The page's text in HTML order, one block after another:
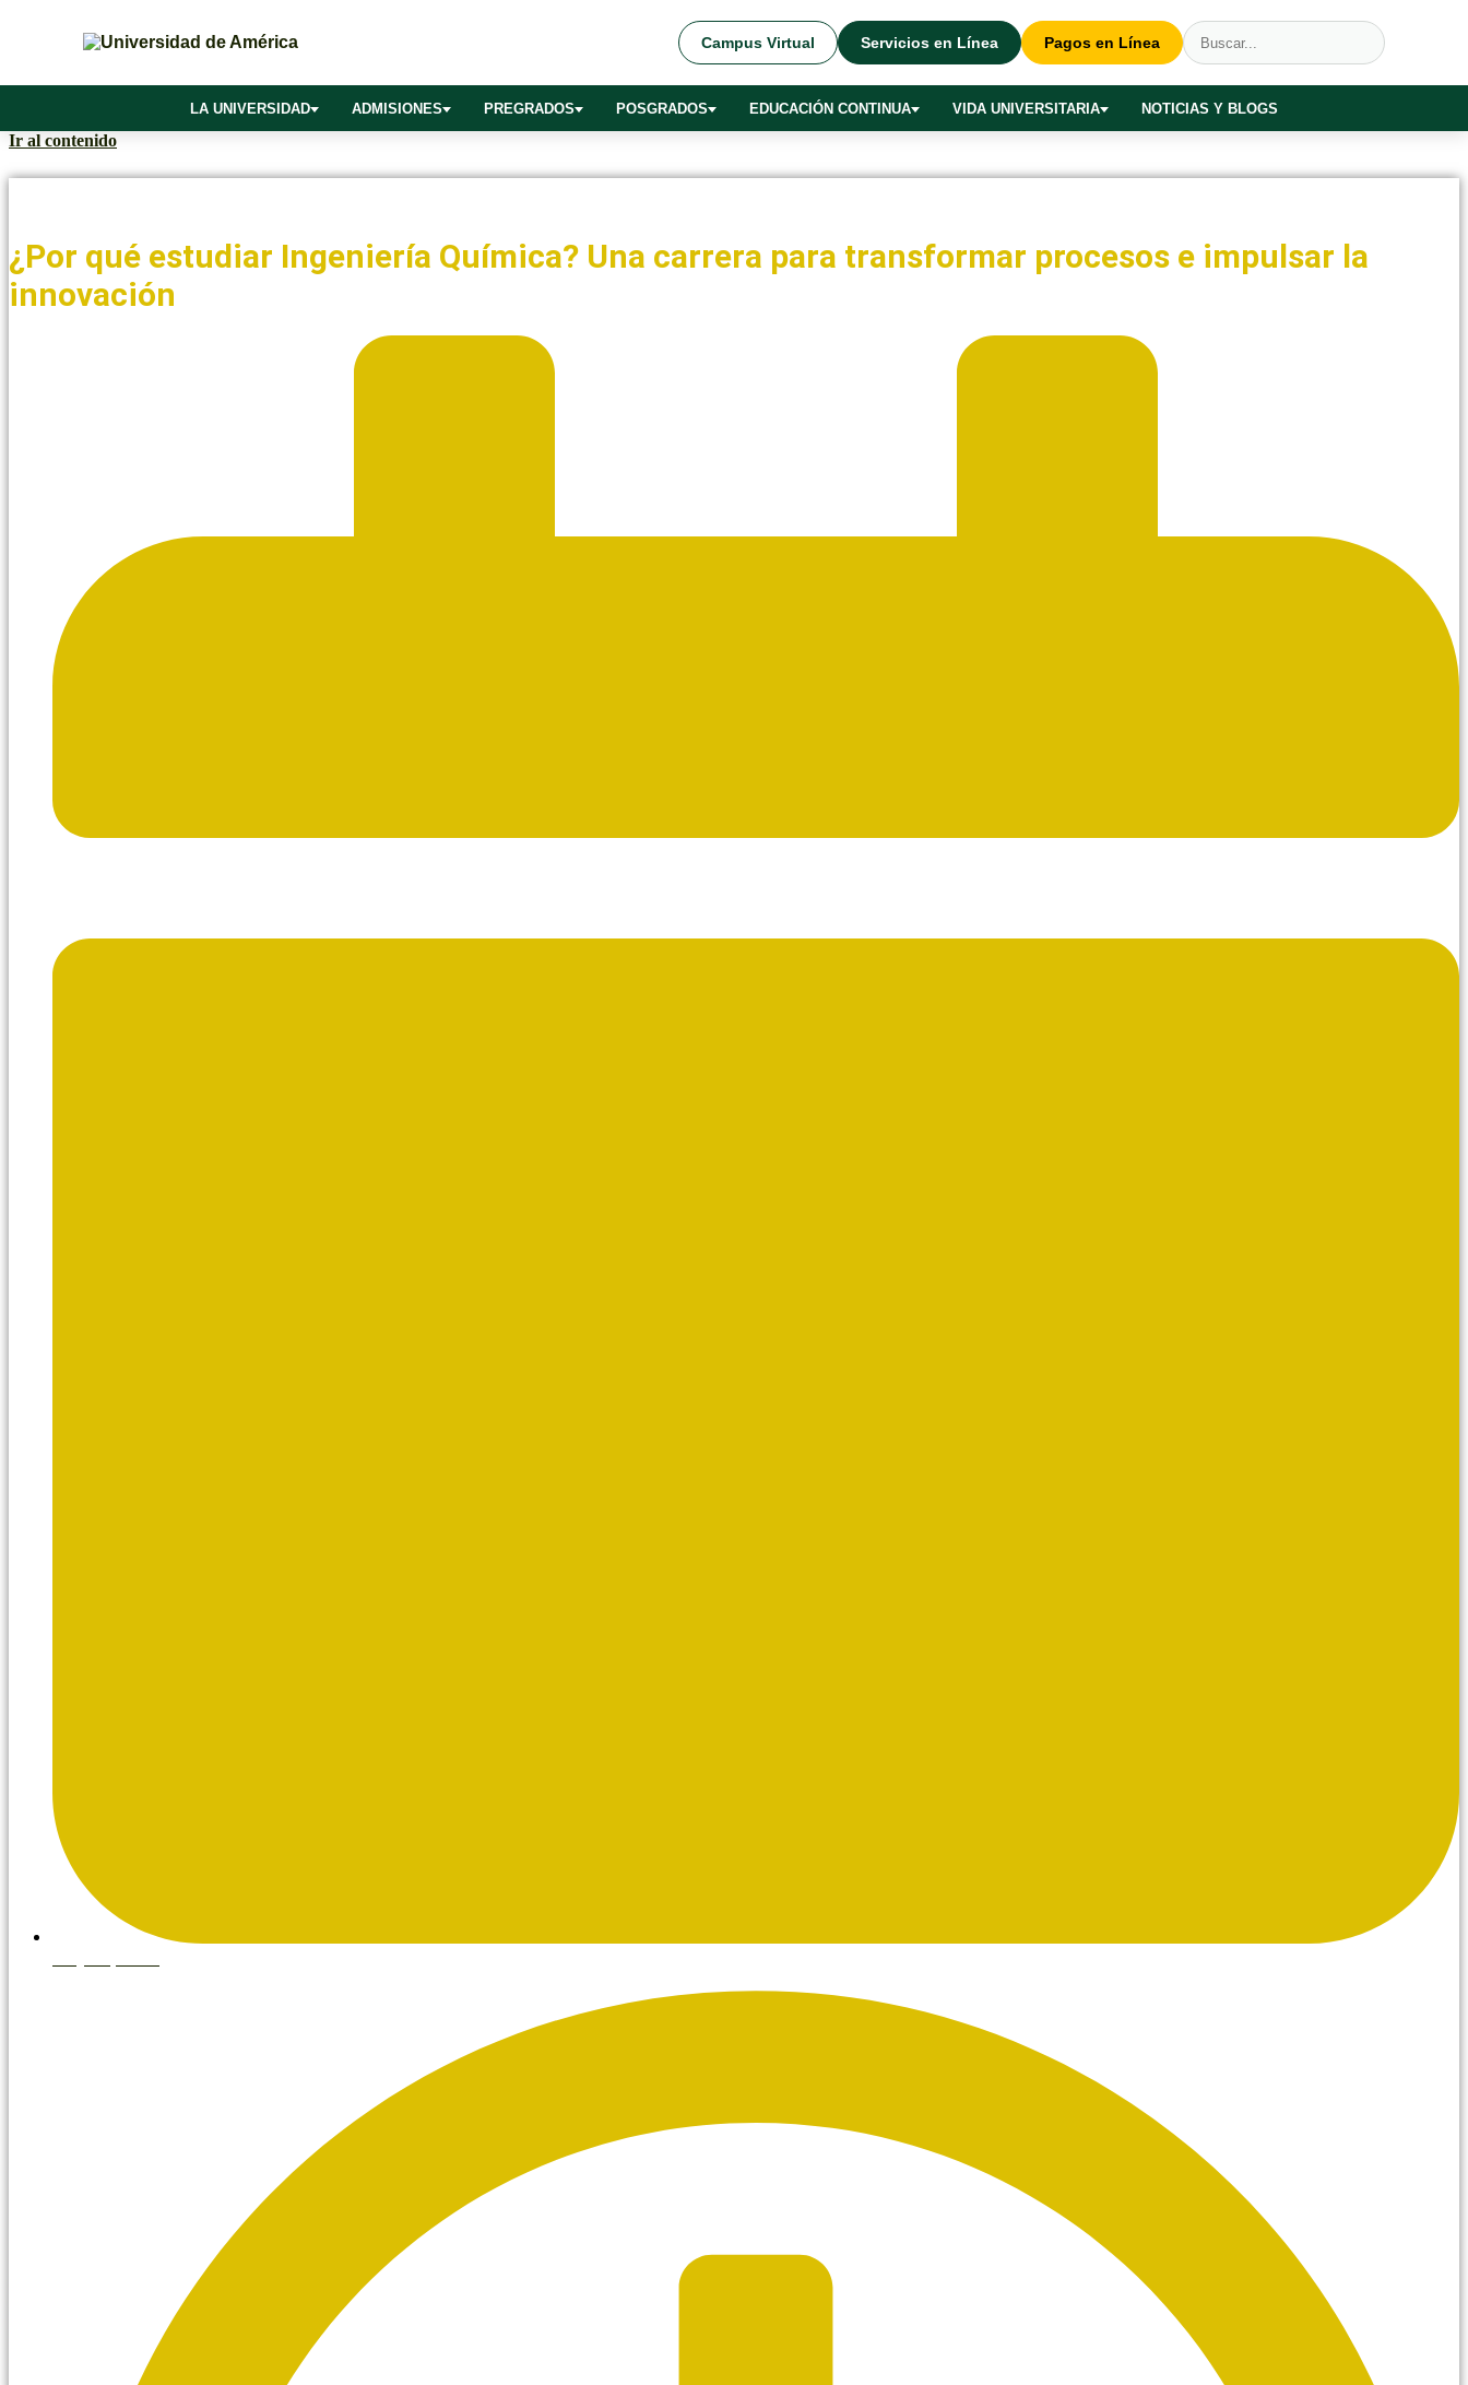
Ir al contenido
Campus Virtual Servicios en Línea Pagos en Línea
LA UNIVERSIDAD ADMISIONES PREGRADOS POSGRADOS EDUCACIÓN CONTINUA VIDA UNIVERSITARIA NOTICIAS Y BLOGS
¿Por qué estudiar Ingeniería Química? Una carrera para transformar procesos e impulsar la
innovación